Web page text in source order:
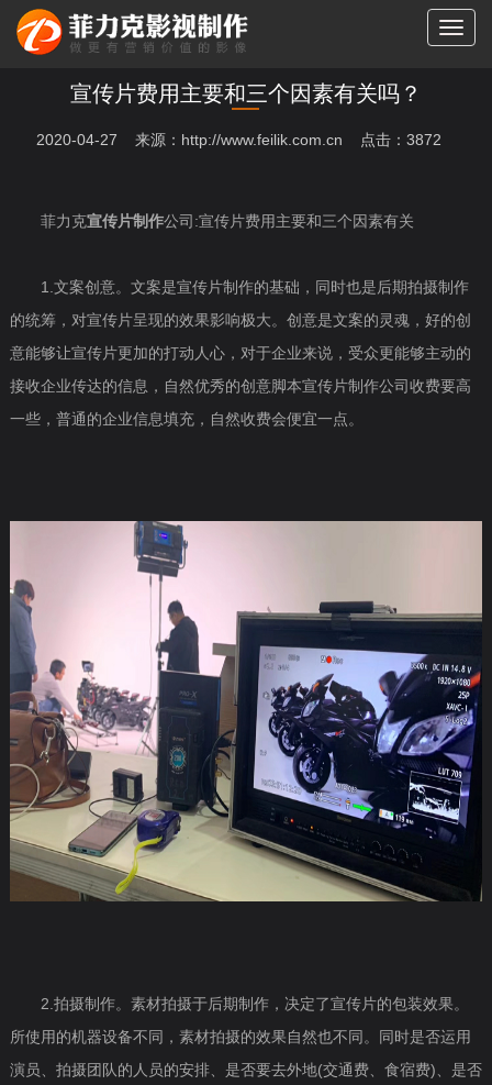
切
宣传片费用主要和三个因素有关吗？
2020-04-27 来源：http://www.feilik.com.cn 点击：3872
菲力克宣传片制作公司:宣传片费用主要和三个因素有关
1.文案创意。文案是宣传片制作的基础，同时也是后期拍摄制作
的统筹，对宣传片呈现的效果影响极大。创意是文案的灵魂，好的创
意能够让宣传片更加的打动人心，对于企业来说，受众更能够主动的
接收企业传达的信息，自然优秀的创意脚本宣传片制作公司收费要高
一些，普通的企业信息填充，自然收费会便宜一点。
2.拍摄制作。素材拍摄于后期制作，决定了宣传片的包装效果。
所使用的机器设备不同，素材拍摄的效果自然也不同。同时是否运用
演员、拍摄团队的人员的安排、是否要去外地(交通费、食宿费)、是否